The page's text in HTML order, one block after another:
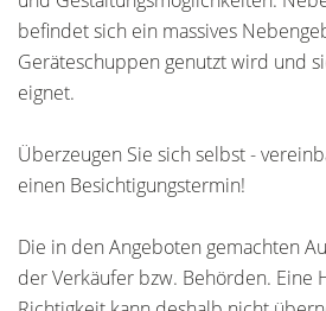
befindet sich ein massives
Geräteschuppen genutzt wird und
eignet.
Überzeugen Sie sich selbst -
einen Besichtigungstermin!
Die in den Angeboten gemachten
der Verkäufer bzw. Behörden. Eine